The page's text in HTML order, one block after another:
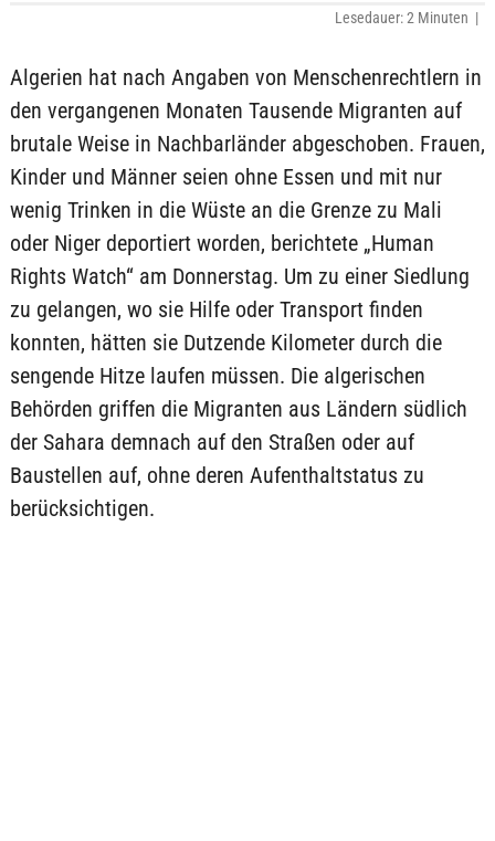
Lesedauer: 2 Minuten |
Algerien hat nach Angaben von Menschenrechtlern in
den vergangenen Monaten Tausende Migranten auf
brutale Weise in Nachbarländer abgeschoben. Frauen,
Kinder und Männer seien ohne Essen und mit nur
wenig Trinken in die Wüste an die Grenze zu Mali
oder Niger deportiert worden, berichtete „Human
Rights Watch“ am Donnerstag. Um zu einer Siedlung
zu gelangen, wo sie Hilfe oder Transport finden
konnten, hätten sie Dutzende Kilometer durch die
sengende Hitze laufen müssen. Die algerischen
Behörden griffen die Migranten aus Ländern südlich
der Sahara demnach auf den Straßen oder auf
Baustellen auf, ohne deren Aufenthaltstatus zu
berücksichtigen.